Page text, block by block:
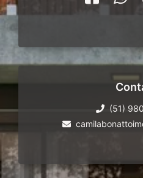
(51)